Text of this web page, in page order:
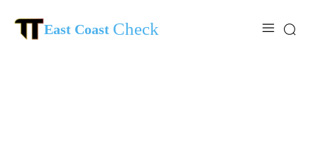
East Coast Check